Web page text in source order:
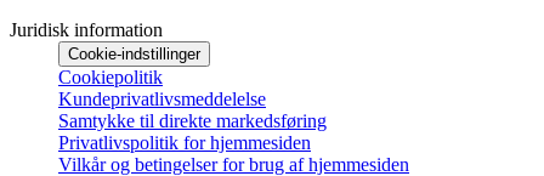
Juridisk information
Cookie-indstillinger
Cookiepolitik
Kundeprivatlivsmeddelelse
Samtykke til direkte markedsføring
Privatlivspolitik for hjemmesiden
Vilkår og betingelser for brug af hjemmesiden